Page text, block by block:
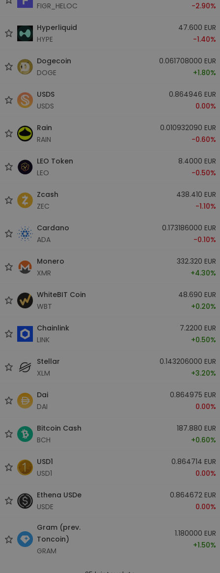
FIGR_HELOC
-2.90%
Hyperliquid
HYPE
47.600 EUR
-1.40%
Dogecoin
DOGE
0.061708000 EUR
+1.80%
USDS
USDS
0.864946 EUR
0.00%
Rain
RAIN
0.010932090 EUR
-0.60%
LEO Token
LEO
8.4000 EUR
-0.50%
Zcash
ZEC
438.410 EUR
-1.10%
Cardano
ADA
0.173186000 EUR
-0.10%
Monero
XMR
332.320 EUR
+4.30%
WhiteBIT Coin
WBT
48.690 EUR
+0.20%
Chainlink
LINK
7.2200 EUR
+0.50%
Stellar
XLM
0.143206000 EUR
+3.20%
Dai
DAI
0.864975 EUR
0.00%
Bitcoin Cash
BCH
187.880 EUR
+0.60%
USD1
USD1
0.864714 EUR
0.00%
Ethena USDe
USDE
0.864672 EUR
0.00%
Gram (prev.
Toncoin)
GRAM
1.180000 EUR
+1.50%